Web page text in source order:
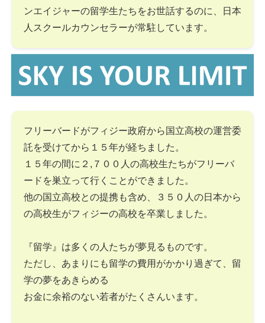
ンエイジャーの留学生たちをお世話するのに、日本
人スクールカウンセラーが常駐しています。
フリーバードがフィジー政府から国立高校の運営委
託を受けてから１５年が経ちました。
１５年の間に２,７００人の高校生たちがフリーバ
ードを巣立って行くことができました。
他の国立高校との提携も含め、３５０人の日本から
の高校生がフィジーの高校を卒業しました。
『留学』は多くの人たちが夢見るものです。
ただし、あまりにも留学の費用がかかり過ぎて、留
学の夢をあきらめる
お金に余裕のない若者がたくさんいます。